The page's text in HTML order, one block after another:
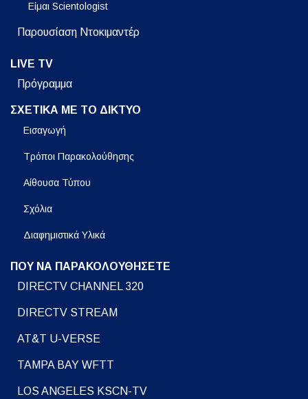
Είμαι Scientologist
Παρουσίαση Ντοκιμαντέρ
LIVE TV
Πρόγραμμα
ΣΧΕΤΙΚΑ ΜΕ ΤΟ ΔΙΚΤΥΟ
Εισαγωγή
Τρόποι Παρακολούθησης
Αίθουσα Τύπου
Σχόλια
Διαφημιστικά Υλικά
ΠΟΥ ΝΑ ΠΑΡΑΚΟΛΟΥΘΗΣΕΤΕ
DIRECTV CHANNEL 320
DIRECTV STREAM
AT&T U-VERSE
TAMPA BAY WFTT
LOS ANGELES KSCN-TV